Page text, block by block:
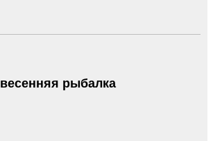
весенняя рыбалка